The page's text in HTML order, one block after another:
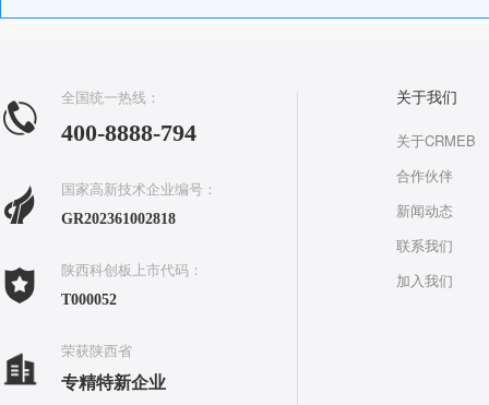
全国统一热线：
400-8888-794
国家高新技术企业编号：
GR202361002818
陕西科创板上市代码：
T000052
荣获陕西省
专精特新企业
关于我们
关于CRMEB
合作伙伴
新闻动态
联系我们
加入我们